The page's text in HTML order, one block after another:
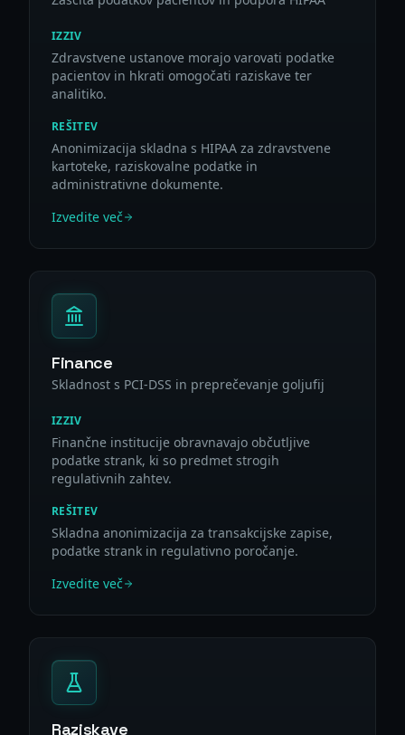
IZZIV
Zdravstvene ustanove morajo varovati podatke
pacientov in hkrati omogočati raziskave ter
analitiko.
REŠITEV
Anonimizacija skladna s HIPAA za zdravstvene
kartoteke, raziskovalne podatke in
administrativne dokumente.
Izvedite več
Finance
Skladnost s PCI-DSS in preprečevanje goljufij
IZZIV
Finančne institucije obravnavajo občutljive
podatke strank, ki so predmet strogih
regulativnih zahtev.
REŠITEV
Skladna anonimizacija za transakcijske zapise,
podatke strank in regulativno poročanje.
Izvedite več
Raziskave